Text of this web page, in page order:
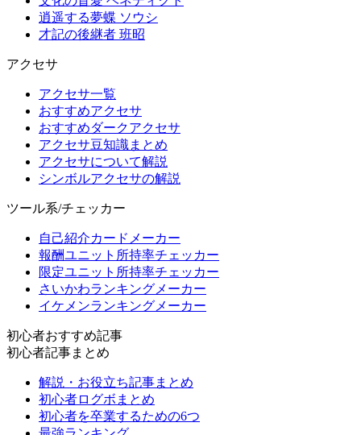
逍遥する夢蝶 ソウシ
才記の後継者 班昭
アクセサ
アクセサ一覧
おすすめアクセサ
おすすめダークアクセサ
アクセサ豆知識まとめ
アクセサについて解説
シンボルアクセサの解説
ツール系/チェッカー
自己紹介カードメーカー
報酬ユニット所持率チェッカー
限定ユニット所持率チェッカー
さいかわランキングメーカー
イケメンランキングメーカー
初心者おすすめ記事
初心者記事まとめ
解説・お役立ち記事まとめ
初心者ログボまとめ
初心者を卒業するための6つ